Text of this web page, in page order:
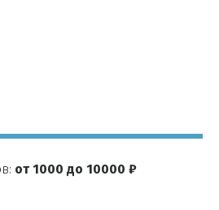
от 1000 до 10000 ₽